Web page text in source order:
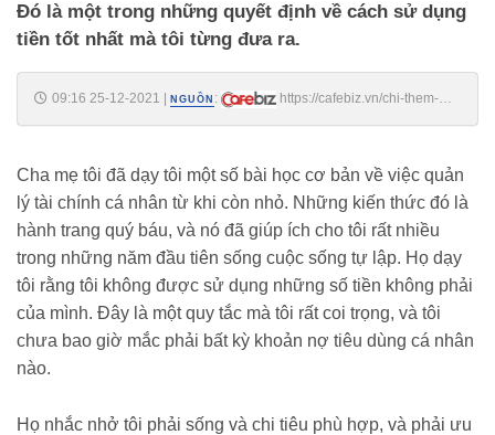
Đó là một trong những quyết định về cách sử dụng
tiền tốt nhất mà tôi từng đưa ra.
09:16 25-12-2021 NGUỒN :
https://cafebiz.vn/chi-them-
Cha mẹ tôi đã dạy tôi một số bài học cơ bản về việc quản
lý tài chính cá nhân từ khi còn nhỏ. Những kiến thức đó là
hành trang quý báu, và nó đã giúp ích cho tôi rất nhiều
trong những năm đầu tiên sống cuộc sống tự lập. Họ dạy
tôi rằng tôi không được sử dụng những số tiền không phải
của mình. Đây là một quy tắc mà tôi rất coi trọng, và tôi
chưa bao giờ mắc phải bất kỳ khoản nợ tiêu dùng cá nhân
nào.
Họ nhắc nhở tôi phải sống và chi tiêu phù hợp, và phải ưu